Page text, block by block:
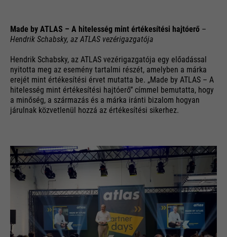
Made by ATLAS – A hitelesség mint értékesítési hajtóerő –
Hendrik Schabsky, az ATLAS vezérigazgatója
Hendrik Schabsky, az ATLAS vezérigazgatója egy előadással
nyitotta meg az esemény tartalmi részét, amelyben a márka
erejét mint értékesítési érvet mutatta be. „Made by ATLAS – A
hitelesség mint értékesítési hajtóerő” címmel bemutatta, hogy
a minőség, a származás és a márka iránti bizalom hogyan
járulnak közvetlenül hozzá az értékesítési sikerhez.